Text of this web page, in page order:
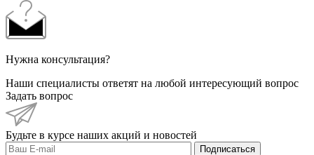
Нужна консультация?
Наши специалисты ответят на любой интересующий вопрос
Задать вопрос
Будьте в курсе наших акций и новостей
Подписаться